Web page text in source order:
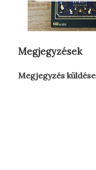
Megjegyzések
Megjegyzés küldése